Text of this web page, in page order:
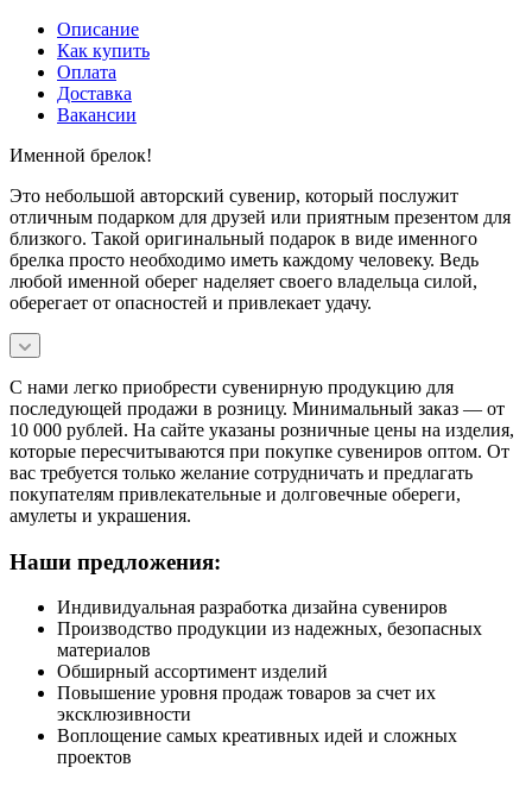
Описание
Как купить
Оплата
Доставка
Вакансии
Именной брелок!
Это небольшой авторский сувенир, который послужит
отличным подарком для друзей или приятным презентом для
близкого. Такой оригинальный подарок в виде именного
брелка просто необходимо иметь каждому человеку. Ведь
любой именной оберег наделяет своего владельца силой,
оберегает от опасностей и привлекает удачу.
С нами легко приобрести сувенирную продукцию для
последующей продажи в розницу. Минимальный заказ — от
10 000 рублей. На сайте указаны розничные цены на изделия,
которые пересчитываются при покупке сувениров оптом. От
вас требуется только желание сотрудничать и предлагать
покупателям привлекательные и долговечные обереги,
амулеты и украшения.
Наши предложения:
Индивидуальная разработка дизайна сувениров
Производство продукции из надежных, безопасных
материалов
Обширный ассортимент изделий
Повышение уровня продаж товаров за счет их
эксклюзивности
Воплощение самых креативных идей и сложных
проектов